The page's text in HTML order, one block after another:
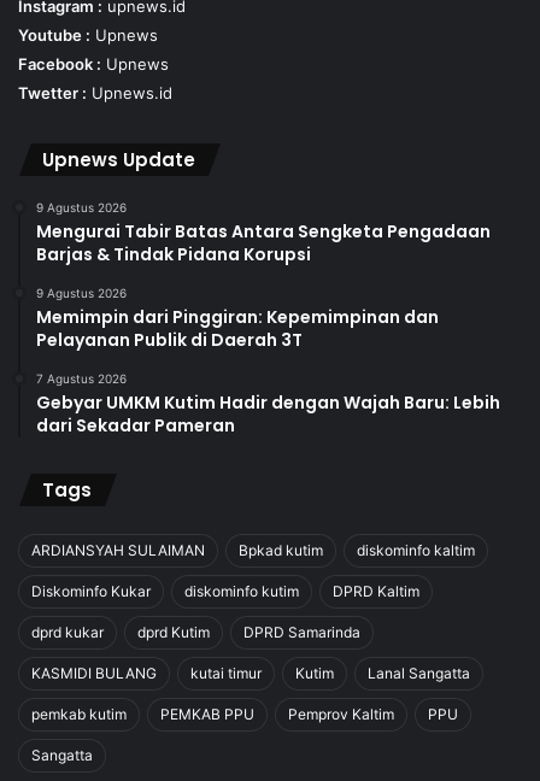
Instagram : upnews.id
Youtube : Upnews
Facebook : Upnews
Twetter : Upnews.id
Upnews Update
9 Agustus 2026
Mengurai Tabir Batas Antara Sengketa Pengadaan
Barjas & Tindak Pidana Korupsi
9 Agustus 2026
Memimpin dari Pinggiran: Kepemimpinan dan
Pelayanan Publik di Daerah 3T
7 Agustus 2026
Gebyar UMKM Kutim Hadir dengan Wajah Baru: Lebih
dari Sekadar Pameran
Tags
ARDIANSYAH SULAIMAN Bpkad kutim diskominfo kaltim
Diskominfo Kukar diskominfo kutim DPRD Kaltim
dprd kukar dprd Kutim DPRD Samarinda
KASMIDI BULANG kutai timur Kutim Lanal Sangatta
pemkab kutim PEMKAB PPU Pemprov Kaltim PPU
Sangatta